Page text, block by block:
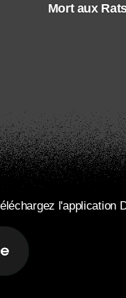
Mort aux
l'application